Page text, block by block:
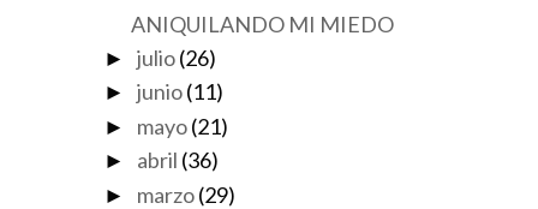
ANIQUILANDO MI MIEDO
► julio (26)
► junio (11)
► mayo (21)
► abril (36)
► marzo (29)